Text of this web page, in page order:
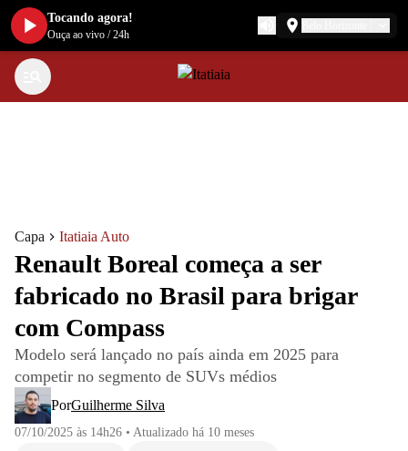
Capa Itatiaia Auto
Renault Boreal começa a ser
fabricado no Brasil para brigar
com Compass
Modelo será lançado no país ainda em 2025 para
competir no segmento de SUVs médios
PorGuilherme Silva
07/10/2025 às 14h26 • Atualizado há 10 meses
Tocando agora!
Ouça ao vivo /24h